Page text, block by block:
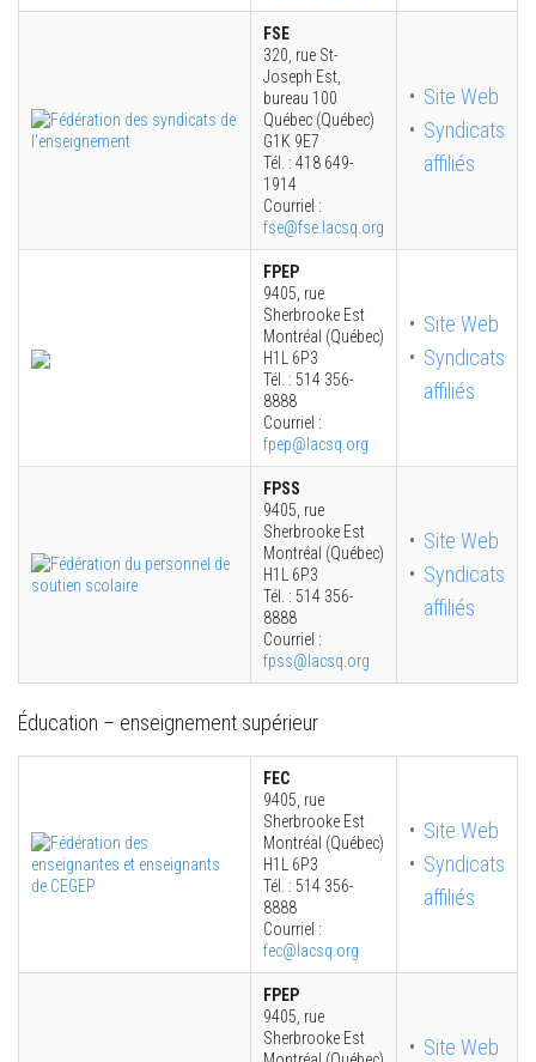
FSE
320, rue St-
Joseph Est,
bureau 100
Québec (Québec)
G1K 9E7
Tél. : 418 649-
1914
Courriel :
fse@fse.lacsq.org
Site Web
Syndicats
affiliés
FPEP
9405, rue
Sherbrooke Est
Montréal (Québec)
H1L 6P3
Tél. : 514 356-
8888
Courriel :
fpep@lacsq.org
Site Web
Syndicats
affiliés
FPSS
9405, rue
Sherbrooke Est
Montréal (Québec)
H1L 6P3
Tél. : 514 356-
8888
Courriel :
fpss@lacsq.org
Site Web
Syndicats
affiliés
Éducation – enseignement supérieur
FEC
9405, rue
Sherbrooke Est
Montréal (Québec)
H1L 6P3
Tél. : 514 356-
8888
Courriel :
fec@lacsq.org
Site Web
Syndicats
affiliés
FPEP
9405, rue
Sherbrooke Est
Site Web